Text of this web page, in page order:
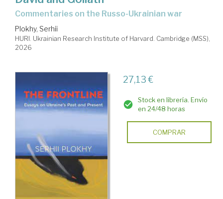
commentaries on the Russo-Ukrainian war
Plokhy, Serhii
HURI. Ukrainian Research Institute of Harvard. Cambridge (MSS),
2026
27,13 €
Stock en librería. Envío
en 24/48 horas
COMPRAR